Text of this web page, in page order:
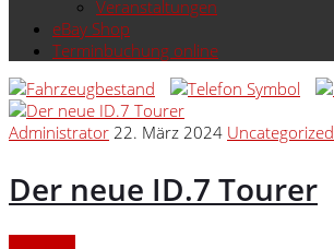
Veranstaltungen
eBay Shop
Terminbuchung online
Administrator 22. März 2024 Uncategorized
Der neue ID.7 Tourer